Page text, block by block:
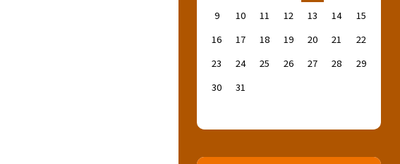
9
10 11 12 13 14
15
16
17 18 19 20 21
22
23
24 25 26 27 28
29
30
31